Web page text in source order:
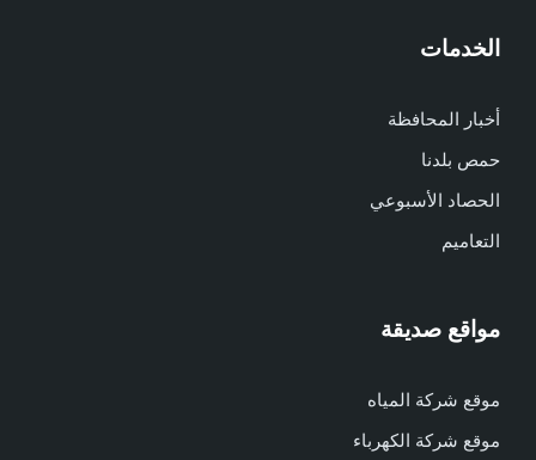
الخدمات
أخبار المحافظة
حمص بلدنا
الحصاد الأسبوعي
التعاميم
مواقع صديقة
موقع شركة المياه
موقع شركة الكهرباء